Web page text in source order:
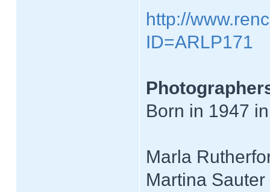
http://
ID=ARLP171
Born in 1947
Marla
Martina Sauter